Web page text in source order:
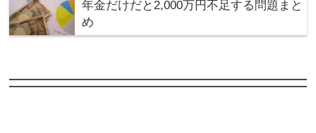
年金だけだと2,000万円不足する問題まと
め